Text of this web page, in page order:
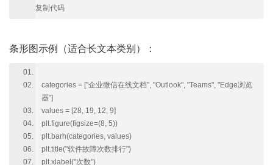
复制代码
条形图示例（适合长文本类别）：
categories = ["企业微信在线文档", "Outlook", "Teams", "Edge浏览
器"]
values = [28, 19, 12, 9]
plt.figure(figsize=(8, 5))
plt.barh(categories, values)
plt.title("软件故障次数排行")
plt.xlabel("次数")